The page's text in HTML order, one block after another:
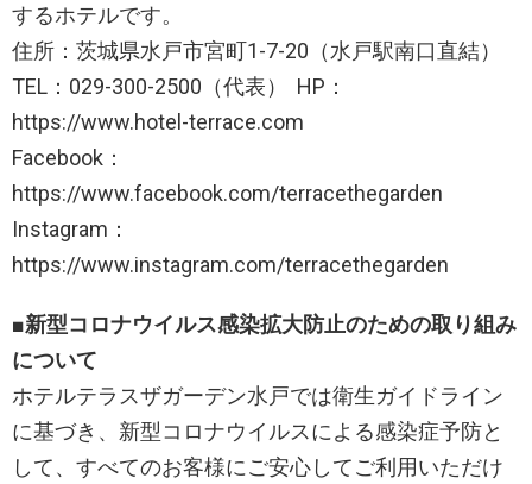
するホテルです。
住所：茨城県水戸市宮町1-7-20（水戸駅南口直結）
TEL：029-300-2500（代表） HP：
https://www.hotel-terrace.com
Facebook：
https://www.facebook.com/terracethegarden
Instagram：
https://www.instagram.com/terracethegarden
■新型コロナウイルス感染拡大防止のための取り組み
について
ホテルテラスザガーデン水戸では衛生ガイドライン
に基づき、新型コロナウイルスによる感染症予防と
して、すべてのお客様にご安心してご利用いただけ